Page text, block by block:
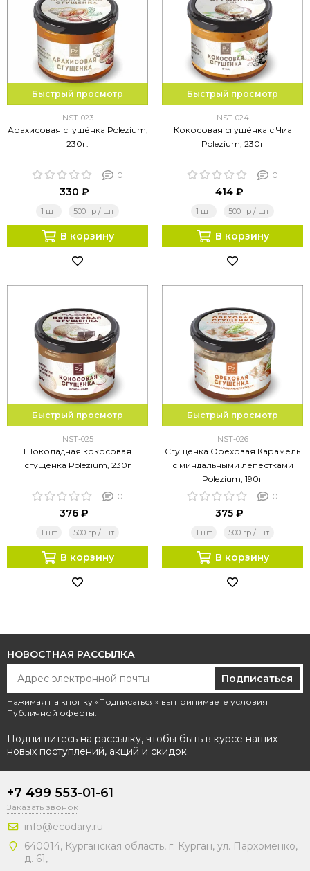
Быстрый просмотр
NST-023
Арахисовая сгущёнка Polezium,
230г.
0
330 ₽
1 шт 500 гр / шт
В корзину
Быстрый просмотр
NST-024
Кокосовая сгущёнка с Чиа
Polezium, 230г
0
414 ₽
1 шт 500 гр / шт
В корзину
Быстрый просмотр
NST-025
Шоколадная кокосовая
сгущёнка Polezium, 230г
0
376 ₽
1 шт 500 гр / шт
В корзину
Быстрый просмотр
NST-026
Сгущёнка Ореховая Карамель
с миндальными лепестками
Polezium, 190г
0
375 ₽
1 шт 500 гр / шт
В корзину
НОВОСТНАЯ РАССЫЛКА
Подписаться
Нажимая на кнопку «Подписаться» вы принимаете условия
Публичной оферты.
Подпишитесь на рассылку, чтобы быть в курсе наших
новых поступлений, акций и скидок.
+7 499 553-01-61
Заказать звонок
info@ecodary.ru
640014, Курганская область, г. Курган, ул. Пархоменко,
д. 61,